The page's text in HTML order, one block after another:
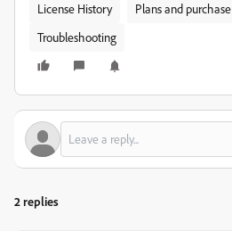
License History Plans and purchase
Troubleshooting
2 replies